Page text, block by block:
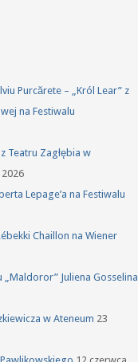
Purcărete – „Król Lear” z
na Festiwalu
Teatru Zagłębia w
Lepage’a na Festiwalu
Chaillon na Wiener
Juliena Gosselina
w Ateneum 23